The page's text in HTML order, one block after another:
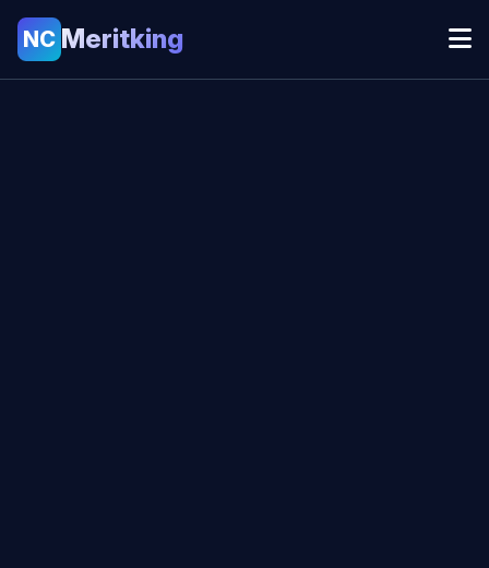
NC Meritking